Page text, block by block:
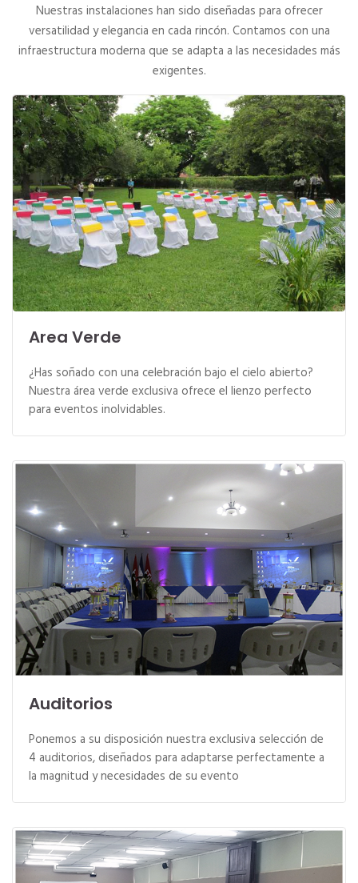
Nuestras instalaciones han sido diseñadas para ofrecer
versatilidad y elegancia en cada rincón. Contamos con una
infraestructura moderna que se adapta a las necesidades más
exigentes.
Area Verde
¿Has soñado con una celebración bajo el cielo abierto?
Nuestra área verde exclusiva ofrece el lienzo perfecto
para eventos inolvidables.
Auditorios
Ponemos a su disposición nuestra exclusiva selección de
4 auditorios, diseñados para adaptarse perfectamente a
la magnitud y necesidades de su evento